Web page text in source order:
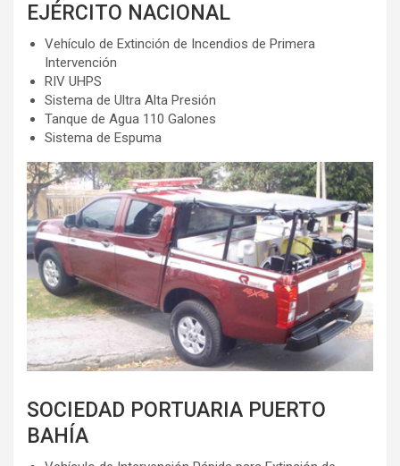
EJÉRCITO NACIONAL
Vehículo de Extinción de Incendios de Primera
Intervención
RIV UHPS
Sistema de Ultra Alta Presión
Tanque de Agua 110 Galones
Sistema de Espuma
SOCIEDAD PORTUARIA PUERTO
BAHÍA